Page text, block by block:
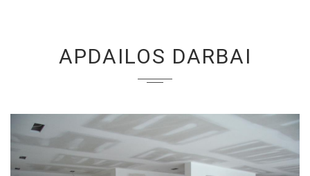
APDAILOS DARBAI